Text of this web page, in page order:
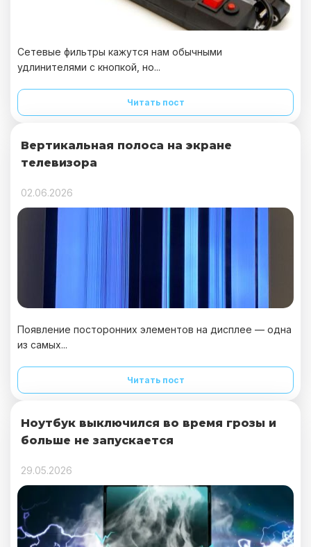
Сетевые фильтры кажутся нам обычными
удлинителями с кнопкой, но...
Читать пост
Вертикальная полоса на экране
телевизора
02.06.2026
Появление посторонних элементов на дисплее — одна
из самых...
Читать пост
Ноутбук выключился во время грозы и
больше не запускается
29.05.2026